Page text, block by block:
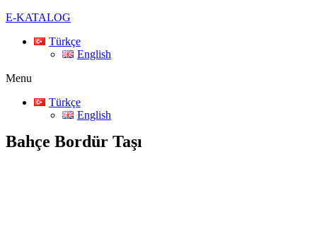
E-KATALOG
Türkçe
English
Menu
Türkçe
English
Bahçe Bordür Taşı